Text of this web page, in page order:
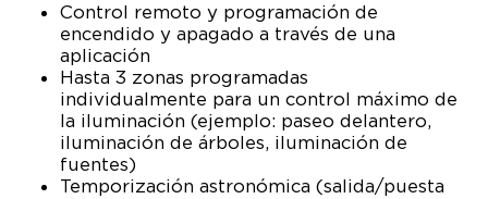
Control remoto y programación de
encendido y apagado a través de una
aplicación
Hasta 3 zonas programadas
individualmente para un control máximo de
la iluminación (ejemplo: paseo delantero,
iluminación de árboles, iluminación de
fuentes)
Temporización astronómica (salida/puesta